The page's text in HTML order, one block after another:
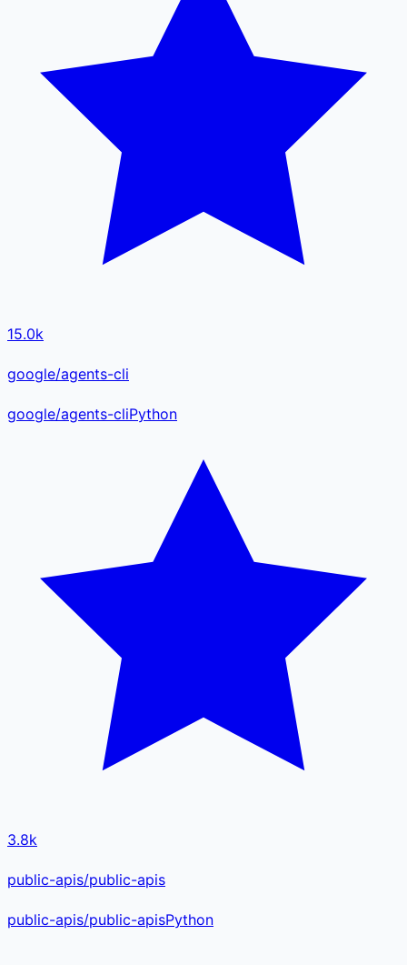
15.0k
google/agents-cli
google/agents-cliPython
3.8k
public-apis/public-apis
public-apis/public-apisPython